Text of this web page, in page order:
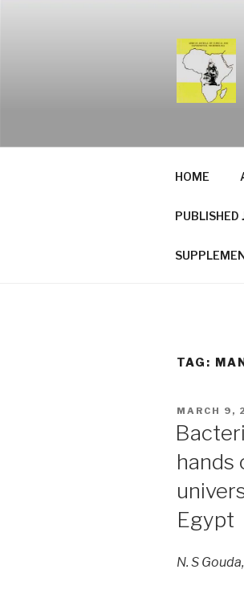
HOME
PUBLISHED
TAG:
POSTED
MARCH 9,
hands
Egypt
N. S